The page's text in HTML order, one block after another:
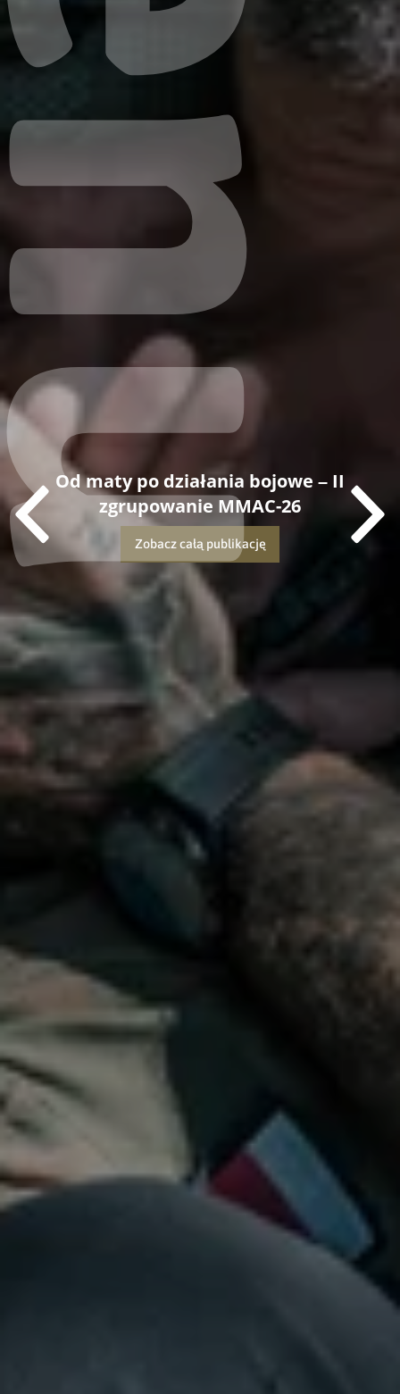
Od maty po działania bojowe – II
zgrupowanie MMAC-26
Zobacz całą publikację
Dowiedz się więcej o tej publikacji